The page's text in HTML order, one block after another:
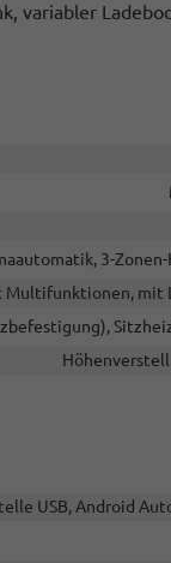
variabler
3-
Multifunktionen, mit
USB, Android